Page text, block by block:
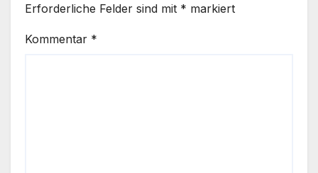
Erforderliche Felder sind mit * markiert
Kommentar *